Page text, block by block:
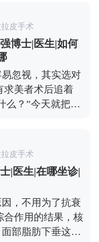
建议大家面诊时
例，把风险和恢
更多关于MCR复
台（公众号、百
。
2年就会反弹，
情僵硬这些问
靠谱的拉皮手
筋膜、脂肪等不
定，操作复杂，
自然会高一些。
也长，一般能到
在专业医生都讲
。做医美不是为
。选一位靠谱的
对自己最负责任
升术的问题，
号、小红薯）预
皮手术
博士|医生|如何
忽视，其实选对
求美者术后追着
么？”今天就把饮
蔬菜瘦肉汤，这
基础营养。一定
如火锅、烧烤、
伤口愈合，甚至
：优质蛋白质和
，像鱼肉、去皮
维生素C能促进
新鲜的水果蔬菜
皮手术
|医生|在哪坐诊|
，不用为了抗衰
合作用的结果，核
部脂肪下垂这些